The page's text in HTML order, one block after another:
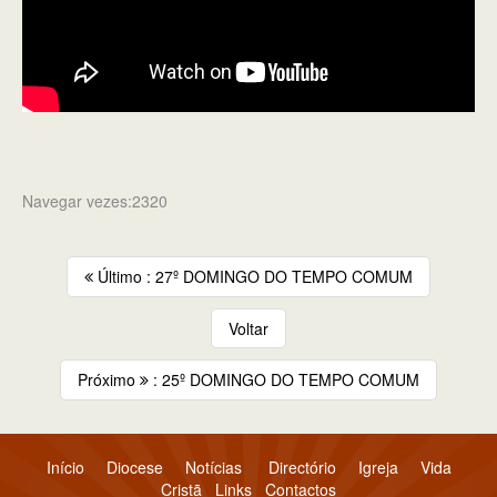
Navegar vezes:2320
Último : 27º DOMINGO DO TEMPO COMUM
Voltar
Próximo : 25º DOMINGO DO TEMPO COMUM
Início Diocese Notícias Directório Igreja
Vida
Cristã
Links Contactos